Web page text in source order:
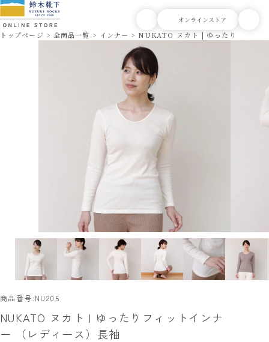
トップページ 全商品一覧 インナー NUKATO ヌカト | ゆったりフィット
商品番号 NU205
NUKATO ヌカト | ゆったりフィットインナ
ー （レディース）長袖